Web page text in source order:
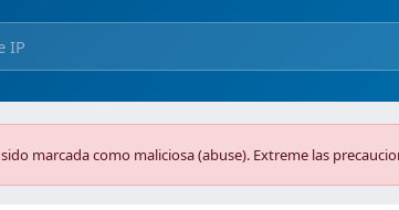
marcada como maliciosa (abuse). Extreme las